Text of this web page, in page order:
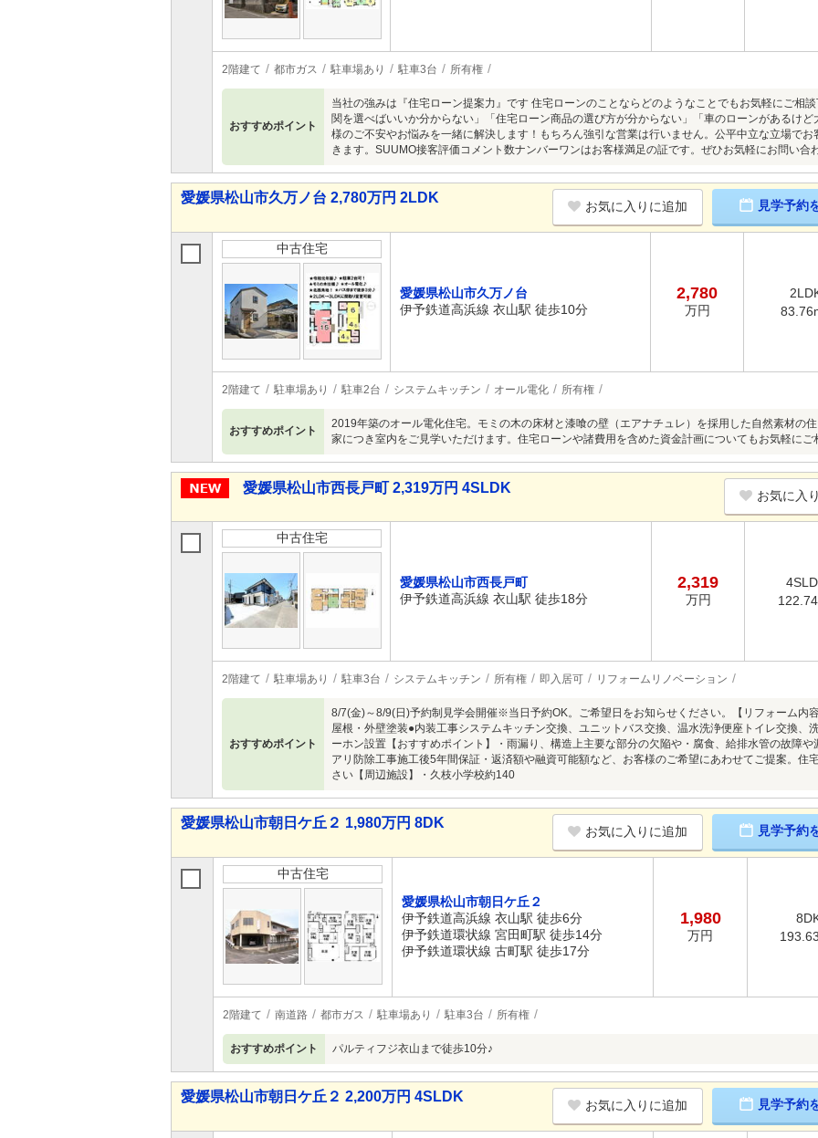
2階建て 都市ガス 駐車場あり 駐車3台 所有権
おすすめポイント
当社の強みは『住宅ローン提案力』です 住宅ローンのことならどのようなことでもお気軽にご相
関を選べばいいか分からない」「住宅ローン商品の選び方が分からない」「車のローンがあるけ
様のご不安やお悩みを一緒に解決します！もちろん強引な営業は行いません。公平中立な立場で
きます。SUUMO接客評価コメント数ナンバーワンはお客様満足の証です。ぜひお気軽にお問い合
愛媛県松山市久万ノ台 2,780万円 2LDK
お気に入りに追加 見学予約
中古住宅
愛媛県松山市久万ノ台
伊予鉄道高浜線 衣山駅 徒歩10分
2,780
万円
2階建て 駐車場あり 駐車2台 システムキッチン オール電化 所有権
おすすめポイント
2019年築のオール電化住宅。モミの木の床材と漆喰の壁（エアナチュレ）を採用した自然素材の
家につき室内をご見学いただけます。住宅ローンや諸費用を含めた資金計画についてもお気軽にご
愛媛県松山市西長戸町 2,319万円 4SLDK お気に入
中古住宅
愛媛県松山市西長戸町
伊予鉄道高浜線 衣山駅 徒歩18分
2,319
万円
2階建て 駐車場あり 駐車3台 システムキッチン 所有権 即入居可 リフォームリノベーション
おすすめポイント
8/7(金)～8/9(日)予約制見学会開催※当日予約OK。ご希望日をお知らせください。【リフォーム内
屋根・外壁塗装●内装工事システムキッチン交換、ユニットバス交換、温水洗浄便座トイレ交換、
ーホン設置【おすすめポイント】・雨漏り、構造上主要な部分の欠陥や・腐食、給排水管の故障
アリ防除工事施工後5年間保証・返済額や融資可能額など、お客様のご希望にあわせてご提案。住
さい【周辺施設】・久枝小学校約140
愛媛県松山市朝日ケ丘２ 1,980万円 8DK
お気に入りに追加 見学予約
中古住宅
愛媛県松山市朝日ケ丘２
伊予鉄道高浜線 衣山駅 徒歩6分
伊予鉄道環状線 宮田町駅 徒歩14分
伊予鉄道環状線 古町駅 徒歩17分
1,980
万円
2階建て 南道路 都市ガス 駐車場あり 駐車3台 所有権
おすすめポイント パルティフジ衣山まで徒歩10分♪
愛媛県松山市朝日ケ丘２ 2,200万円 4SLDK
お気に入りに追加 見学予約